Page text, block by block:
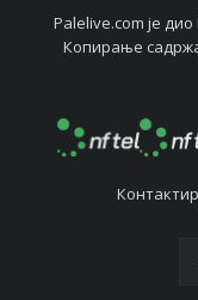
Palelive.com јe
Копирањe